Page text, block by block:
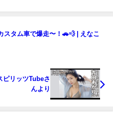
スタム車で爆走〜！🚗💨 | えなこ
ピリッツTubeさ
んより